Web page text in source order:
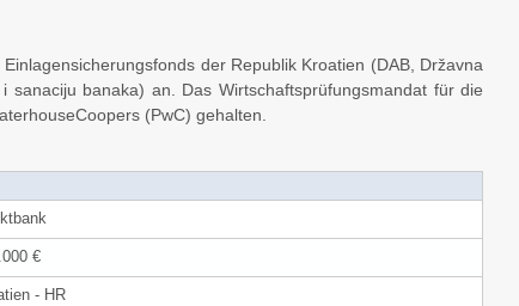
der Republik Kroatien (DAB, Državna
sanaciju banaka) an. Das Wirtschaftsprüfungsmandat für die
(PwC) gehalten.
€
- HR